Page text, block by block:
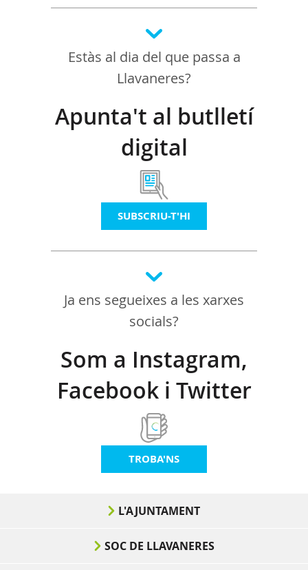
Estàs al dia del que passa a
Llavaneres?
Apunta't al butlletí
digital
SUBSCRIU-T'HI
Ja ens segueixes a les xarxes
socials?
Som a Instagram,
Facebook i Twitter
TROBA'NS
L'AJUNTAMENT
SOC DE LLAVANERES